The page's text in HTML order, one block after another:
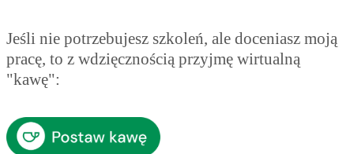
Jeśli nie potrzebujesz szkoleń, ale doceniasz moją
pracę, to z wdzięcznością przyjmę wirtualną
"kawę":